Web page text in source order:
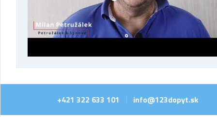
+421 322 633 101 info@123dopyt.sk